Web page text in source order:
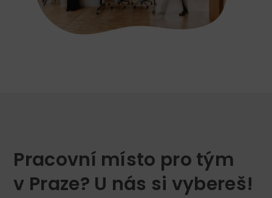
Pracovní místo pro tým
v Praze? U nás si vybereš!